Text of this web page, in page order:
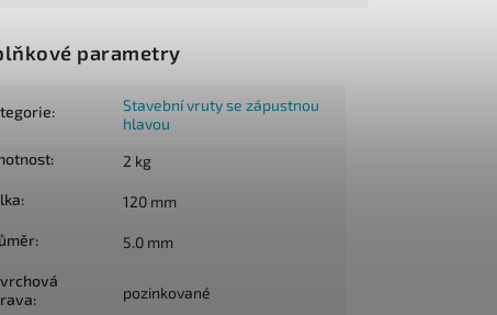
parametry
:
Stavební vruty se zápustnou
hlavou
: 2 kg
: 120 mm
: 5.0 mm
: pozinkované